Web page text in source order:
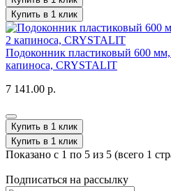
Купить в 1 клик
Подоконник пластиковый
капиноса, CRYSTALIT
7 141.00 р.
Купить в 1 клик
Купить в 1 клик
Показано с 1 по 5 из 5 (всего 1
Подписаться на рассылку